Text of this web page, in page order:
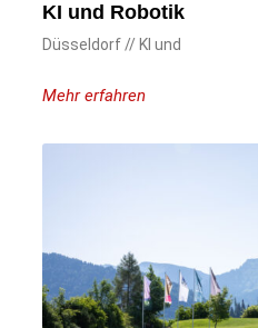
KI und Robotik
Düsseldorf // KI und
Mehr erfahren